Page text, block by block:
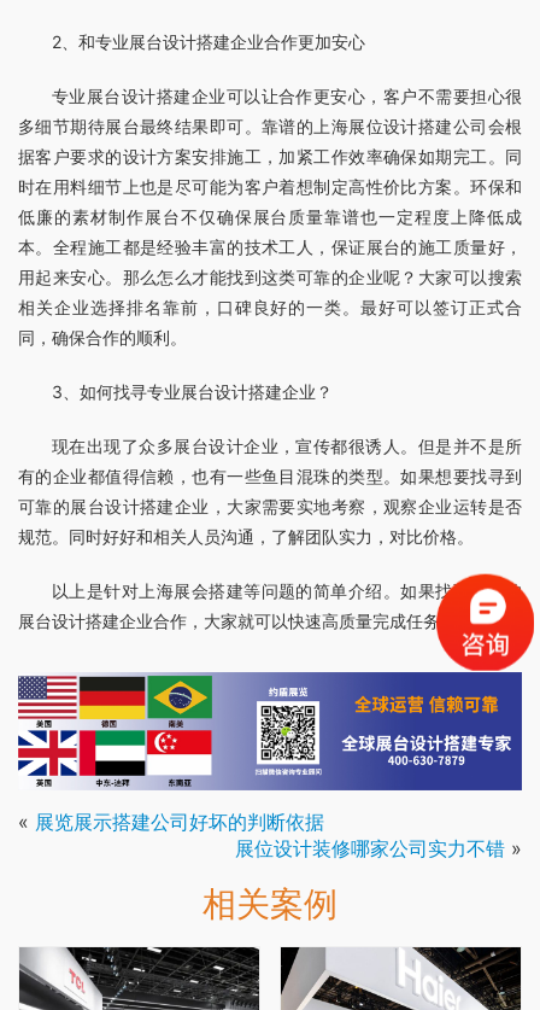
2、和专业展台设计搭建企业合作更加安心
专业展台设计搭建企业可以让合作更安心，客户不需要担心很
多细节期待展台最终结果即可。靠谱的上海展位设计搭建公司会根
据客户要求的设计方案安排施工，加紧工作效率确保如期完工。同
时在用料细节上也是尽可能为客户着想制定高性价比方案。环保和
低廉的素材制作展台不仅确保展台质量靠谱也一定程度上降低成
本。全程施工都是经验丰富的技术工人，保证展台的施工质量好，
用起来安心。那么怎么才能找到这类可靠的企业呢？大家可以搜索
相关企业选择排名靠前，口碑良好的一类。最好可以签订正式合
同，确保合作的顺利。
3、如何找寻专业展台设计搭建企业？
现在出现了众多展台设计企业，宣传都很诱人。但是并不是所
有的企业都值得信赖，也有一些鱼目混珠的类型。如果想要找寻到
可靠的展台设计搭建企业，大家需要实地考察，观察企业运转是否
规范。同时好好和相关人员沟通，了解团队实力，对比价格。
以上是针对上海展会搭建等问题的简单介绍。如果找到合适的
展台设计搭建企业合作，大家就可以快速高质量完成任务。
« 展览展示搭建公司好坏的判断依据
展位设计装修哪家公司实力不错 »
相关案例